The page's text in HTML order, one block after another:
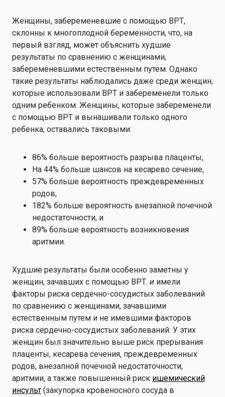
Женщины, забеременевшие с помощью ВРТ,
склонны к многоплодной беременности, что, на
первый взгляд, может объяснить худшие
результаты по сравнению с женщинами,
забеременевшими естественным путем. Однако
такие результаты наблюдались даже среди женщин,
которые использовали ВРТ и забеременели только
одним ребенком. Женщины, которые забеременели
с помощью ВРТ и вынашивали только одного
ребенка, оставались таковыми:
86% больше вероятность разрыва плаценты,
На 44% больше шансов на кесарево сечение,
57% больше вероятность преждевременных
родов,
182% больше вероятность внезапной почечной
недостаточности, и
89% больше вероятность возникновения
аритмии.
Худшие результаты были особенно заметны у
женщин, зачавших с помощью ВРТ. и имели
факторы риска сердечно-сосудистых заболеваний
по сравнению с женщинами, зачавшими
естественным путем и не имевшими факторов
риска сердечно-сосудистых заболеваний. У этих
женщин был значительно выше риск прерывания
плаценты, кесарева сечения, преждевременных
родов, внезапной почечной недостаточности,
аритмии, а также повышенный риск ишемический
инсульт (закупорка кровеносного сосуда в